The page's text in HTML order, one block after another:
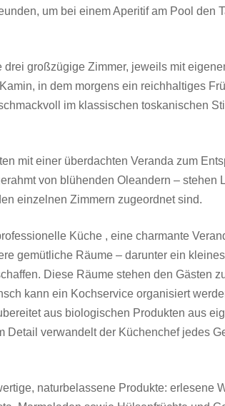
um bei einem Aperitif am Pool den
drei großzügige Zimmer, jeweils mit
in dem morgens ein reichhaltiges
im klassischen toskanischen
mit einer überdachten Veranda zum
von blühenden Oleandern – stehen
einzelnen Zimmern zugeordnet sind.
Küche , eine charmante
gemütliche Räume – darunter ein
Diese Räume stehen den Gästen
kann ein Kochservice organisiert
aus biologischen Produkten aus
Detail verwandelt der Küchenchef jedes
naturbelassene Produkte: erlesene